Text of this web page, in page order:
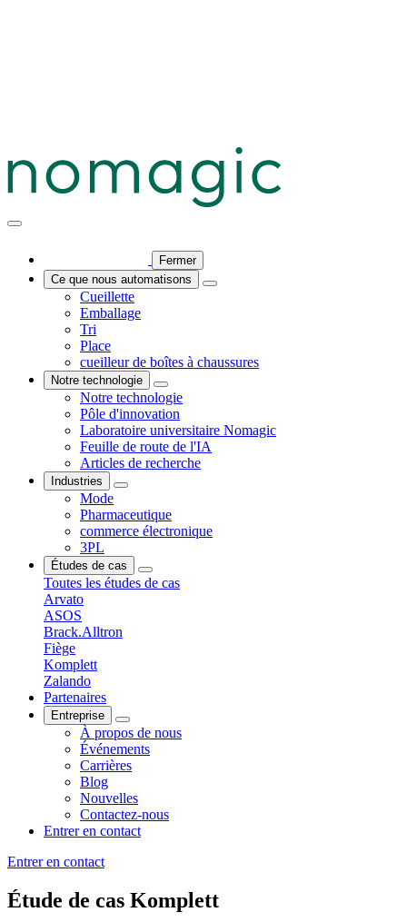
Fermer
Ce que nous automatisons
Cueillette
Emballage
Tri
Place
cueilleur de boîtes à chaussures
Notre technologie
Notre technologie
Pôle d'innovation
Laboratoire universitaire Nomagic
Feuille de route de l'IA
Articles de recherche
Industries
Mode
Pharmaceutique
commerce électronique
3PL
Études de cas
Toutes les études de cas
Arvato
ASOS
Brack.Alltron
Fiège
Komplett
Zalando
Partenaires
Entreprise
À propos de nous
Événements
Carrières
Blog
Nouvelles
Contactez-nous
Entrer en contact
Entrer en contact
Étude de cas Komplett